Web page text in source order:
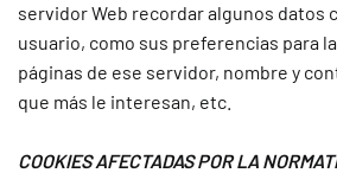
servidor Web recordar algunos datos
usuario, como sus preferencias para
páginas de ese servidor, nombre y
que más le interesan, etc.
COOKIES AFECTADAS POR LA